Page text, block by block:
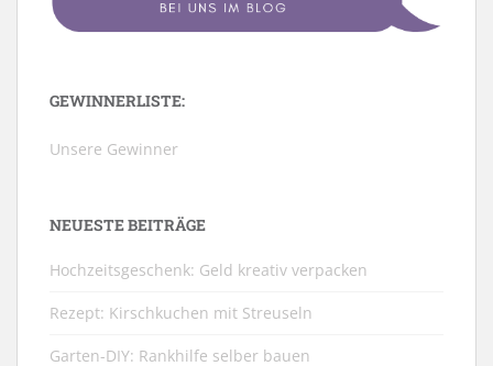
GEWINNERLISTE:
Unsere Gewinner
NEUESTE BEITRÄGE
Hochzeitsgeschenk: Geld kreativ verpacken
Rezept: Kirschkuchen mit Streuseln
Garten-DIY: Rankhilfe selber bauen